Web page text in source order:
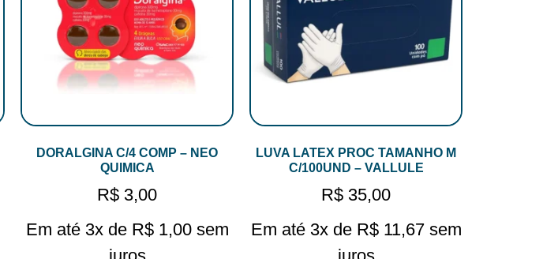
DORALGINA C/4 COMP – NEO
QUIMICA
R$ 3,00
Em até 3x de R$1,00 sem
LUVA LATEX PROC TAMANHO M
C/100UND – VALLULE
R$ 35,00
Em até 3x de R$11,67 sem